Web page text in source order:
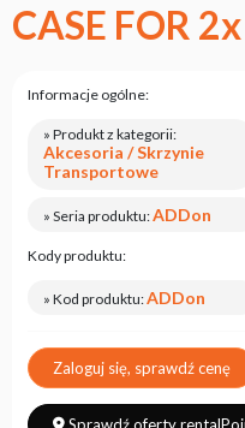
Serwisowe
po
testach
Leasing
Częste
Wybierz
CASE FOR
Informacje ogólne:
» Produkt z kategorii:
Akcesoria / Skrzynie
Transportowe
» Seria produktu:ADDon
Kody produktu:
» Kod produktu:ADDon
Zaloguj się, sprawdź cenę